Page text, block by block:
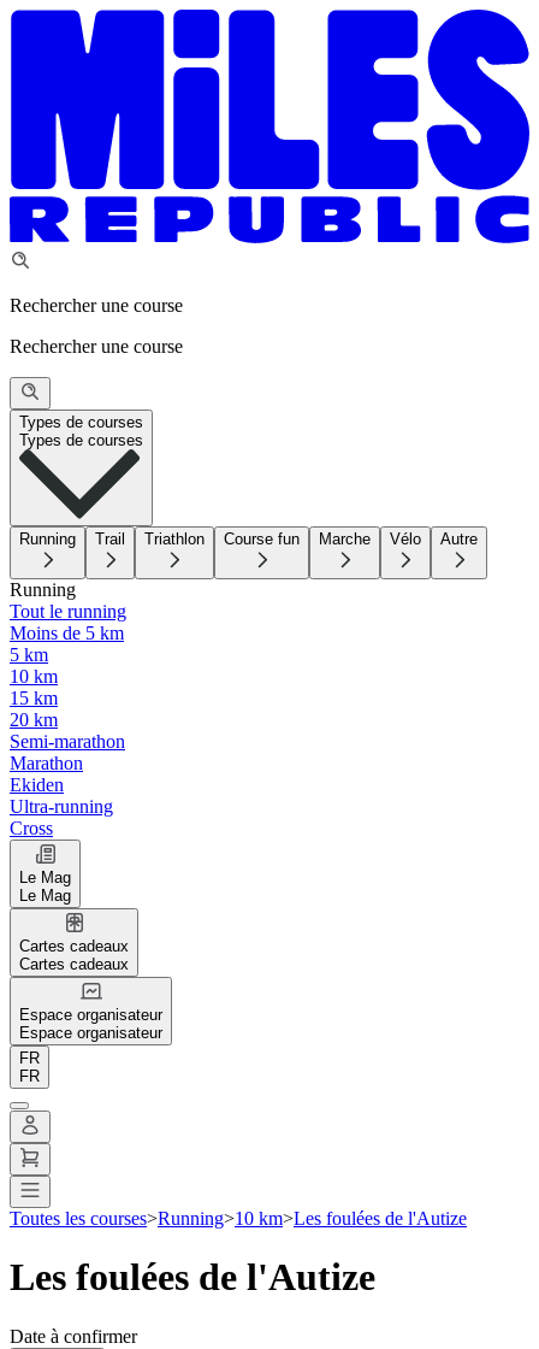
Rechercher une course
Rechercher une course
Types de courses
Types de courses
Running Trail Triathlon Course fun Marche Vélo Autre
Running
Tout le running
Moins de 5 km
5 km
10 km
15 km
20 km
Semi-marathon
Marathon
Ekiden
Ultra-running
Cross
Le Mag
Le Mag
Cartes cadeaux
Cartes cadeaux
Espace organisateur
Espace organisateur
FR
FR
Toutes les courses>Running>10 km>Les foulées de l'Autize
Les foulées de l'Autize
Date à confirmer